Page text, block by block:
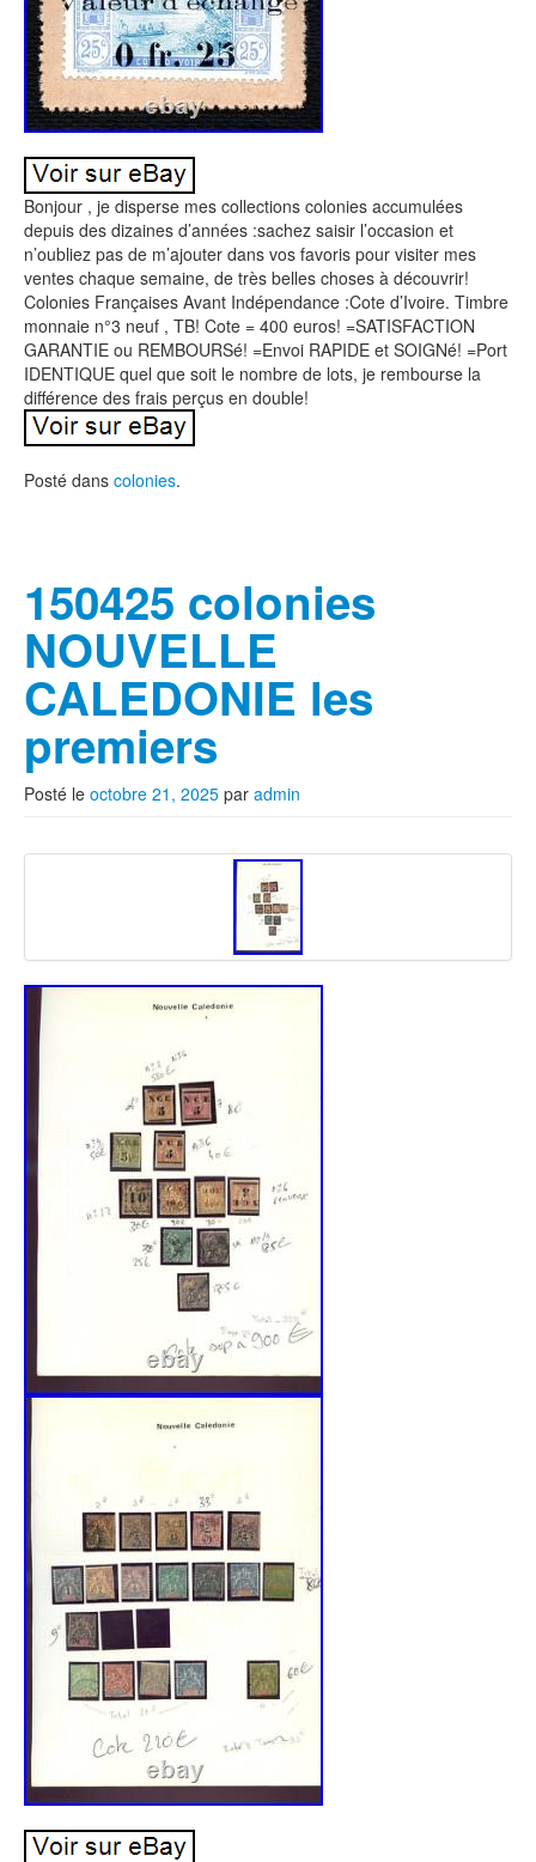
Bonjour , je disperse mes collections colonies accumulées
depuis des dizaines d’années :sachez saisir l’occasion et
n’oubliez pas de m’ajouter dans vos favoris pour visiter mes
ventes chaque semaine, de très belles choses à découvrir!
Colonies Françaises Avant Indépendance :Cote d’Ivoire. Timbre
monnaie n°3 neuf , TB! Cote = 400 euros! =SATISFACTION
GARANTIE ou REMBOURSé! =Envoi RAPIDE et SOIGNé! =Port
IDENTIQUE quel que soit le nombre de lots, je rembourse la
différence des frais perçus en double!
Posté dans colonies.
150425 colonies
NOUVELLE
CALEDONIE les
premiers
Posté le octobre 21, 2025 par admin